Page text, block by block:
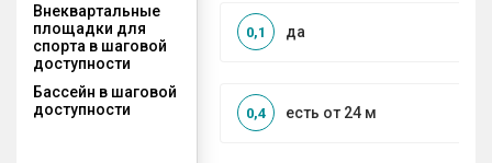
Внеквартальные
площадки для
спорта в шаговой
доступности
да
0,1
Бассейн в шаговой
доступности
есть от 24 м
0,4